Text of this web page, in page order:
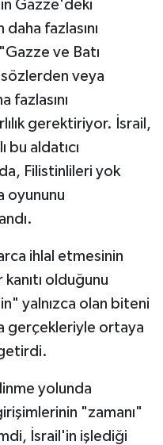
Gazze'deki
daha fazlasını
ve Batı
veya
fazlasını
gerektiriyor. İsrail,
bu aldatıcı
Filistinlileri yok
oyununu
ihlal etmesinin
olduğunu
yalnızca olan biteni
gerçekleriyle ortaya
yolunda
"zamanı"
İsrail'in işlediği